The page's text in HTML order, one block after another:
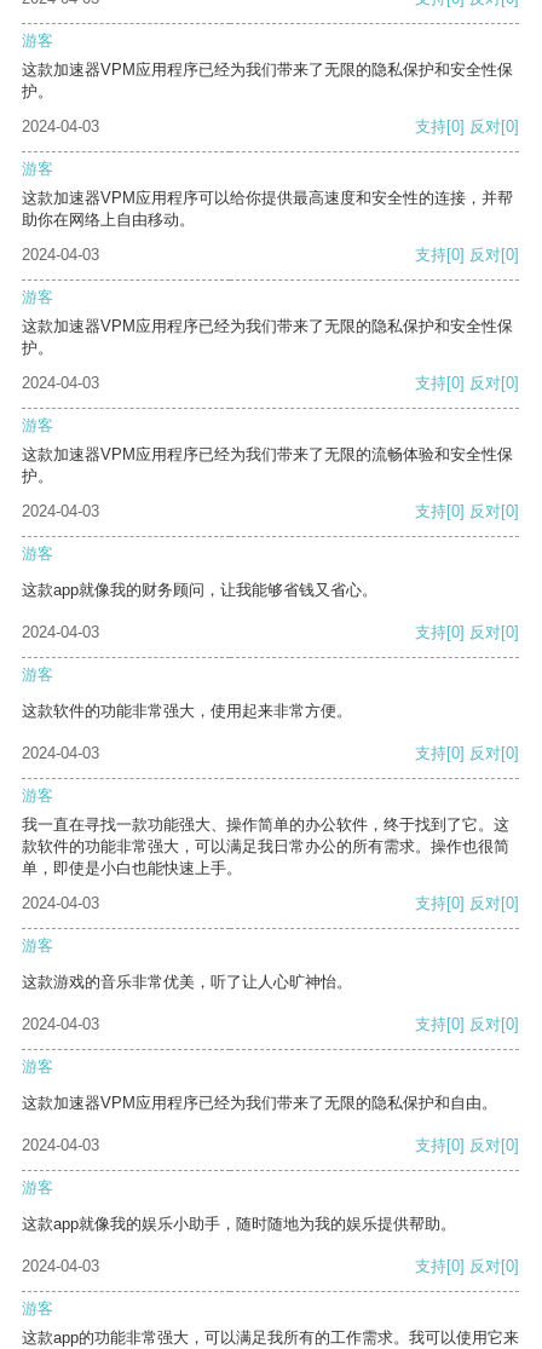
游客
这款加速器VPM应用程序已经为我们带来了无限的隐私保护和安全性保
护。
2024-04-03
支持[0] 反对[0]
游客
这款加速器VPM应用程序可以给你提供最高速度和安全性的连接，并帮
助你在网络上自由移动。
2024-04-03
支持[0] 反对[0]
游客
这款加速器VPM应用程序已经为我们带来了无限的隐私保护和安全性保
护。
2024-04-03
支持[0] 反对[0]
游客
这款加速器VPM应用程序已经为我们带来了无限的流畅体验和安全性保
护。
2024-04-03
支持[0] 反对[0]
游客
这款app就像我的财务顾问，让我能够省钱又省心。
2024-04-03 支持[0] 反对[0]
游客
这款软件的功能非常强大，使用起来非常方便。
2024-04-03 支持[0] 反对[0]
游客
我一直在寻找一款功能强大、操作简单的办公软件，终于找到了它。这
款软件的功能非常强大，可以满足我日常办公的所有需求。操作也很简
单，即使是小白也能快速上手。
2024-04-03
支持[0] 反对[0]
游客
这款游戏的音乐非常优美，听了让人心旷神怡。
2024-04-03 支持[0] 反对[0]
游客
这款加速器VPM应用程序已经为我们带来了无限的隐私保护和自由。
2024-04-03 支持[0] 反对[0]
游客
这款app就像我的娱乐小助手，随时随地为我的娱乐提供帮助。
2024-04-03 支持[0] 反对[0]
游客
这款app的功能非常强大，可以满足我所有的工作需求。我可以使用它来